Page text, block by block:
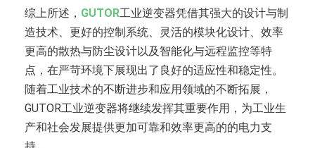
综上所述， GUTOR工业逆变器凭借其强大的设计与制
造技术、更好的控制系统、灵活的模块化设计、效率
更高的散热与防尘设计以及智能化与远程监控等特
点，在严苛环境下展现出了良好的适应性和稳定性。
随着工业技术的不断进步和应用领域的不断拓展，
GUTOR工业逆变器将继续发挥其重要作用，为工业生
产和社会发展提供更加可靠和效率更高的的电力支